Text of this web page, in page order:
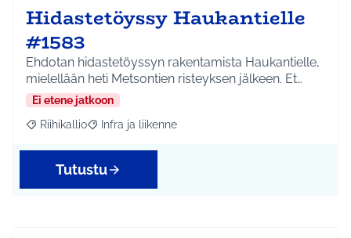
Hidastetöyssy Haukantielle
#1583
Ehdotan hidastetöyssyn rakentamista Haukantielle,
mielellään heti Metsontien risteyksen jälkeen. Et…
Ei etene jatkoon
Rajaa tulokset aihepiirin mukaan: Riihikallio
Riihikallio Rajaa tulokset teeman mukaan: Infra ja liikenne
Infra ja liikenne
Tutustu